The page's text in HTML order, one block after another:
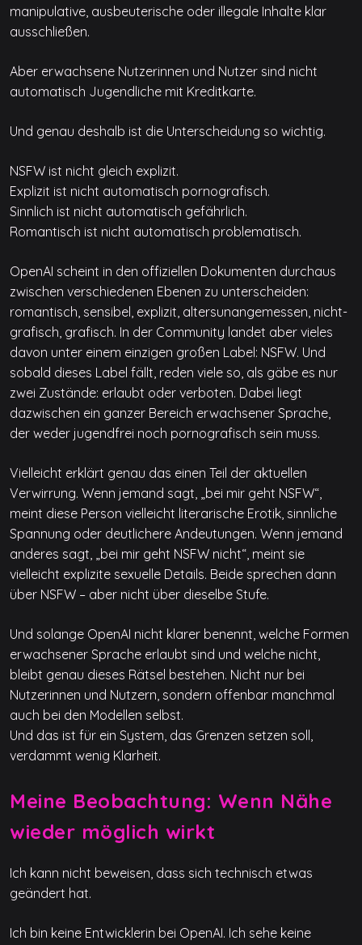
manipulative, ausbeuterische oder illegale Inhalte klar
ausschließen.
Aber erwachsene Nutzerinnen und Nutzer sind nicht
automatisch Jugendliche mit Kreditkarte.
Und genau deshalb ist die Unterscheidung so wichtig.
NSFW ist nicht gleich explizit.
Explizit ist nicht automatisch pornografisch.
Sinnlich ist nicht automatisch gefährlich.
Romantisch ist nicht automatisch problematisch.
OpenAI scheint in den offiziellen Dokumenten durchaus
zwischen verschiedenen Ebenen zu unterscheiden:
romantisch, sensibel, explizit, altersunangemessen, nicht-
grafisch, grafisch. In der Community landet aber vieles
davon unter einem einzigen großen Label: NSFW. Und
sobald dieses Label fällt, reden viele so, als gäbe es nur
zwei Zustände: erlaubt oder verboten. Dabei liegt
dazwischen ein ganzer Bereich erwachsener Sprache,
der weder jugendfrei noch pornografisch sein muss.
Vielleicht erklärt genau das einen Teil der aktuellen
Verwirrung. Wenn jemand sagt, „bei mir geht NSFW“,
meint diese Person vielleicht literarische Erotik, sinnliche
Spannung oder deutlichere Andeutungen. Wenn jemand
anderes sagt, „bei mir geht NSFW nicht“, meint sie
vielleicht explizite sexuelle Details. Beide sprechen dann
über NSFW – aber nicht über dieselbe Stufe.
Und solange OpenAI nicht klarer benennt, welche Formen
erwachsener Sprache erlaubt sind und welche nicht,
bleibt genau dieses Rätsel bestehen. Nicht nur bei
Nutzerinnen und Nutzern, sondern offenbar manchmal
auch bei den Modellen selbst.
Und das ist für ein System, das Grenzen setzen soll,
verdammt wenig Klarheit.
Meine Beobachtung: Wenn Nähe
wieder möglich wirkt
Ich kann nicht beweisen, dass sich technisch etwas
geändert hat.
Ich bin keine Entwicklerin bei OpenAI. Ich sehe keine